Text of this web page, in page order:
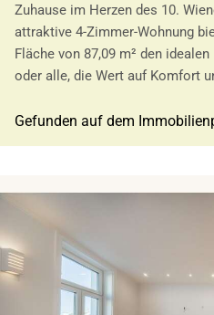
Zuhause im Herzen des 10.
attraktive 4-Zimmer-Wohnung
Fläche von 87,09 m² den
oder alle, die Wert auf Komfort
Gefunden auf dem